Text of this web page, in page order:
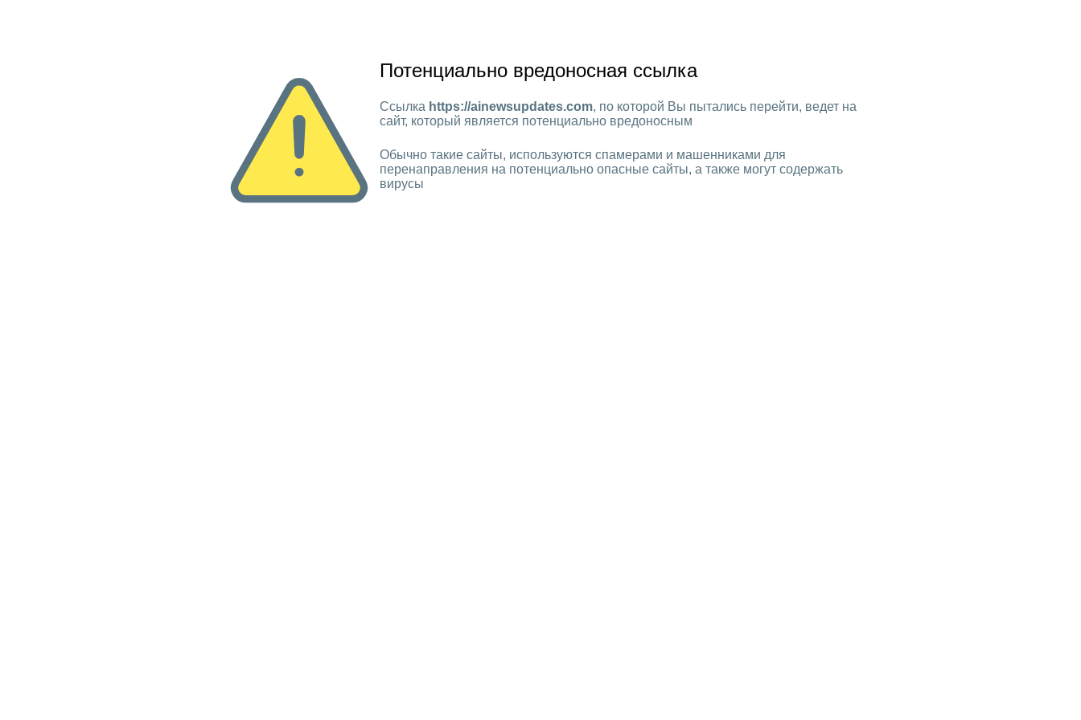
Потенциально вредоносная ссылка
Ссылка https://ainewsupdates.com, по которой Вы пытались перейти, ведет на
сайт, который является потенциально вредоносным
Обычно такие сайты, используются спамерами и машенниками для
перенаправления на потенциально опасные сайты, а также могут содержать
вирусы